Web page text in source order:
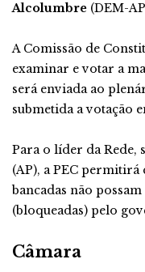
Alcolumbre (DEM-
A Comissão de
examinar e votar a
será enviada ao
submetida a votação
Para o líder da Rede,
(AP), a PEC permitirá
bancadas não
(bloqueadas) pelo
Câmara